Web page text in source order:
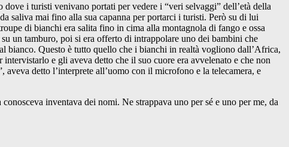
i turisti venivano portati per vedere i “veri selvaggi” dell’età della
saliva mai fino alla sua capanna per portarci i turisti. Però su di lui
di bianchi era salita fino in cima alla montagnola di fango e ossa
un tamburo, poi si era offerto di intrappolare uno dei bambini che
bianco. Questo è tutto quello che i bianchi in realtà vogliono dall’Africa,
e gli aveva detto che il suo cuore era avvelenato e che non
detto l’interprete all’uomo con il microfono e la telecamera, e
inventava dei nomi. Ne strappava uno per sé e uno per me, da